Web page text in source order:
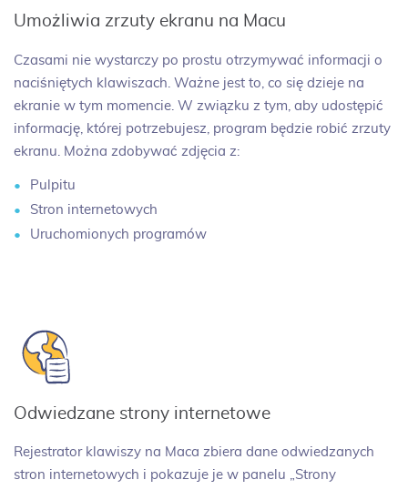
Umożliwia zrzuty ekranu na Macu
Czasami nie wystarczy po prostu otrzymywać informacji o
naciśniętych klawiszach. Ważne jest to, co się dzieje na
ekranie w tym momencie. W związku z tym, aby udostępić
informację, której potrzebujesz, program będzie robić zrzuty
ekranu. Można zdobywać zdjęcia z:
Pulpitu
Stron internetowych
Uruchomionych programów
Odwiedzane strony internetowe
Rejestrator klawiszy na Maca zbiera dane odwiedzanych
stron internetowych i pokazuje je w panelu „Strony